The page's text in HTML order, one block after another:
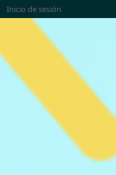
Inicio de sesión